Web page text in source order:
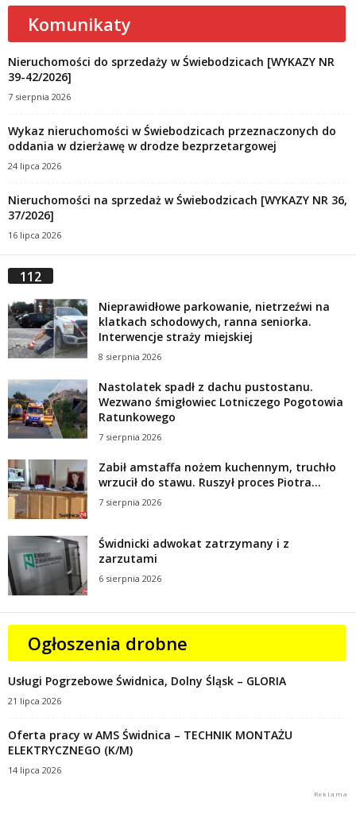
Komunikaty
Nieruchomości do sprzedaży w Świebodzicach [WYKAZY NR
39-42/2026]
7 sierpnia 2026
Wykaz nieruchomości w Świebodzicach przeznaczonych do
oddania w dzierżawę w drodze bezprzetargowej
24 lipca 2026
Nieruchomości na sprzedaż w Świebodzicach [WYKAZY NR 36,
37/2026]
16 lipca 2026
112
Nieprawidłowe parkowanie, nietrzeźwi na
klatkach schodowych, ranna seniorka.
Interwencje straży miejskiej
8 sierpnia 2026
Nastolatek spadł z dachu pustostanu.
Wezwano śmigłowiec Lotniczego Pogotowia
Ratunkowego
7 sierpnia 2026
Zabił amstaffa nożem kuchennym, truchło
wrzucił do stawu. Ruszył proces Piotra...
7 sierpnia 2026
Świdnicki adwokat zatrzymany i z
zarzutami
6 sierpnia 2026
Ogłoszenia drobne
Usługi Pogrzebowe Świdnica, Dolny Śląsk – GLORIA
21 lipca 2026
Oferta pracy w AMS Świdnica – TECHNIK MONTAŻU
ELEKTRYCZNEGO (K/M)
14 lipca 2026